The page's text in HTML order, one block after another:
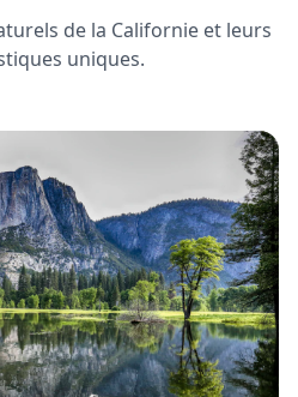
de la Californie et leurs
uniques.